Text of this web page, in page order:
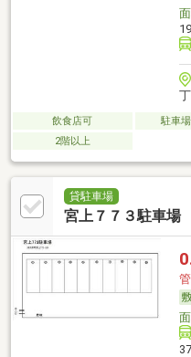
飲食店可 駐車
2階以上
貸駐車場
宮上７７３駐車場